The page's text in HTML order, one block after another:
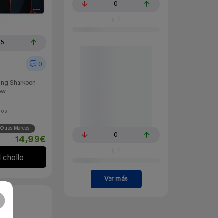
0
Sharkoon
Otras Marcas
14,99€
chollo
0
0
Ver más